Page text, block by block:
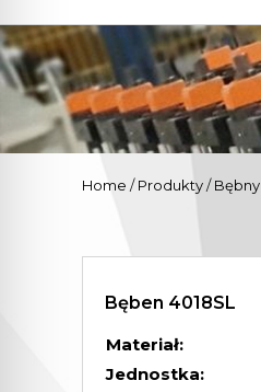
Home /Produkty/Bębny
Bęben 4018SL
Materiał:
Jednostka: